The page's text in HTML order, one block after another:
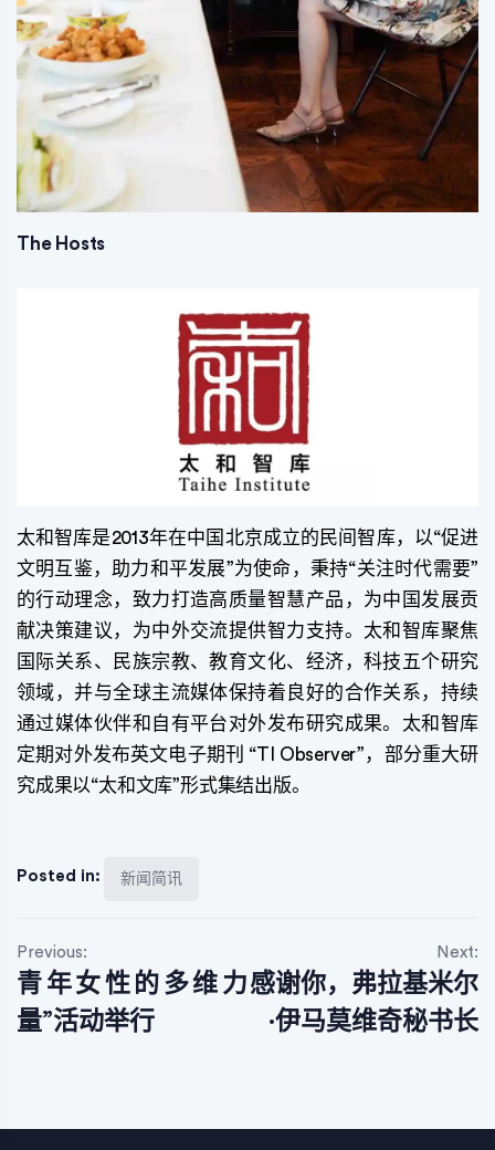
The Hosts
太和智库是2013年在中国北京成立的民间智库，以“促进
文明互鉴，助力和平发展”为使命，秉持“关注时代需要”
的行动理念，致力打造高质量智慧产品，为中国发展贡
献决策建议，为中外交流提供智力支持。太和智库聚焦
国际关系、民族宗教、教育文化、经济，科技五个研究
领域，并与全球主流媒体保持着良好的合作关系，持续
通过媒体伙伴和自有平台对外发布研究成果。太和智库
定期对外发布英文电子期刊 “TI Observer”，部分重大研
究成果以“太和文库”形式集结出版。
Posted in: 新闻简讯
文
章
Previous:
青年女性的多维力
量”活动举行
Next:
感谢你，弗拉基米尔
·伊马莫维奇秘书长